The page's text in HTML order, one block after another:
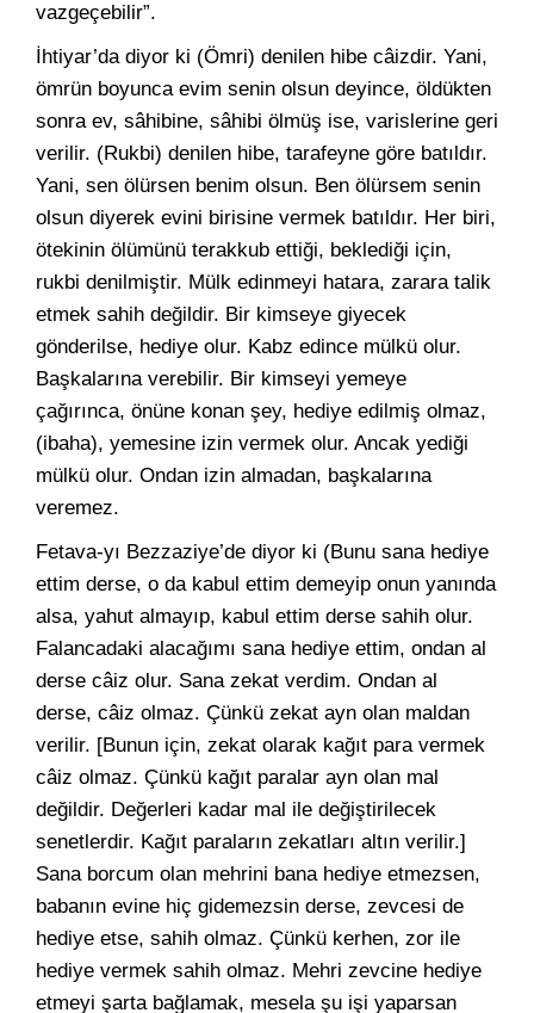
vazgeçebilir”.
İhtiyar’da diyor ki (Ömri) denilen hibe câizdir. Yani,
ömrün boyunca evim senin olsun deyince, öldükten
sonra ev, sâhibine, sâhibi ölmüş ise, varislerine geri
verilir. (Rukbi) denilen hibe, tarafeyne göre batıldır.
Yani, sen ölürsen benim olsun. Ben ölürsem senin
olsun diyerek evini birisine vermek batıldır. Her biri,
ötekinin ölümünü terakkub ettiği, beklediği için,
rukbi denilmiştir. Mülk edinmeyi hatara, zarara talik
etmek sahih değildir. Bir kimseye giyecek
gönderilse, hediye olur. Kabz edince mülkü olur.
Başkalarına verebilir. Bir kimseyi yemeye
çağırınca, önüne konan şey, hediye edilmiş olmaz,
(ibaha), yemesine izin vermek olur. Ancak yediği
mülkü olur. Ondan izin almadan, başkalarına
veremez.
Fetava-yı Bezzaziye’de diyor ki (Bunu sana hediye
ettim derse, o da kabul ettim demeyip onun yanında
alsa, yahut almayıp, kabul ettim derse sahih olur.
Falancadaki alacağımı sana hediye ettim, ondan al
derse câiz olur. Sana zekat verdim. Ondan al
derse, câiz olmaz. Çünkü zekat ayn olan maldan
verilir. [Bunun için, zekat olarak kağıt para vermek
câiz olmaz. Çünkü kağıt paralar ayn olan mal
değildir. Değerleri kadar mal ile değiştirilecek
senetlerdir. Kağıt paraların zekatları altın verilir.]
Sana borcum olan mehrini bana hediye etmezsen,
babanın evine hiç gidemezsin derse, zevcesi de
hediye etse, sahih olmaz. Çünkü kerhen, zor ile
hediye vermek sahih olmaz. Mehri zevcine hediye
etmeyi şarta bağlamak, mesela şu işi yaparsan